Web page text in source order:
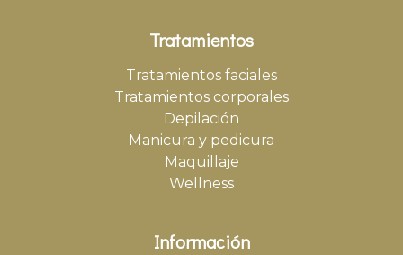
Tratamientos
Tratamientos faciales
Tratamientos corporales
Depilación
Manicura y pedicura
Maquillaje
Wellness
Información